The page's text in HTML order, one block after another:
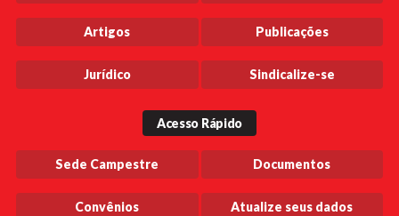
Artigos Publicações
Jurídico Sindicalize-se
Acesso Rápido
Sede Campestre Documentos
Convênios Atualize seus dados